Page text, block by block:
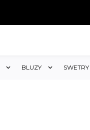
BLUZY SWETRY